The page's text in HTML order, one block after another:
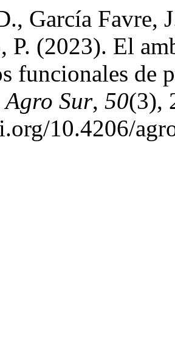
García Favre,
P. (2023). El
funcionales de
Agro Sur, 50(3),
10.4206/